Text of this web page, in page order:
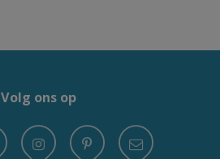
Volg ons op